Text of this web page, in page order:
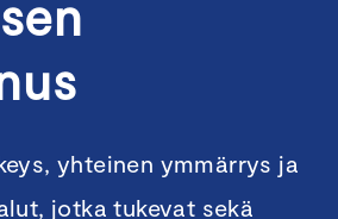
yhteinen ymmärrys ja
jotka tukevat sekä